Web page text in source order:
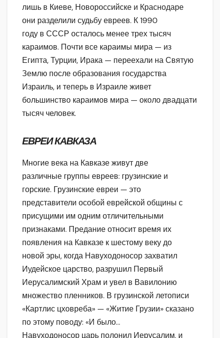
лишь в Киеве, Новороссийске и Краснодаре
они разделили судьбу евреев. К 1990
году в СССР осталось менее трех тысяч
караимов. Почти все караимы мира — из
Египта, Турции, Ирака — переехали на Святую
Землю после образования государства
Израиль, и теперь в Израиле живет
большинство караимов мира — около двадцати
тысяч человек.
ЕВРЕИ КАВКАЗА
Многие века на Кавказе живут две
различные группы евреев: грузинские и
горские. Грузинские евреи — это
представители особой еврейской общины с
присущими им одним отличительными
признаками. Предание относит время их
появления на Кавказе к шестому веку до
новой эры, когда Навуходоносор захватил
Иудейское царство, разрушил Первый
Иерусалимский Храм и увел в Вавилонию
множество пленников. В грузинской летописи
«Картлис цховреба» — «Житие Грузии» сказано
по этому поводу: «И было…
Навуходоносор царь полонил Иерусалим, и